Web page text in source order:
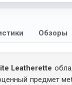
Обзоры
Leatherette
предмет